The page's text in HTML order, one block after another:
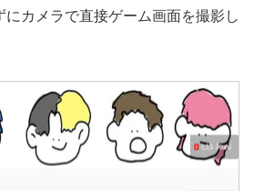
カメラで直接ゲーム画面を撮影し